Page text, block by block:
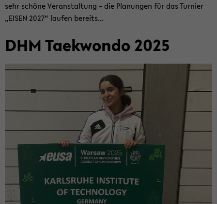
sehr schö­ne Ver­an­stal­tung – die Pla­nun­gen für das Tur­nier
„EISEN 2027“ lau­fen be­reits...
DHM Tae­kwon­do 2025